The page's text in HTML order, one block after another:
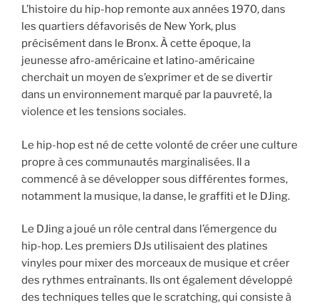
L’histoire du hip-hop remonte aux années 1970, dans
les quartiers défavorisés de New York, plus
précisément dans le Bronx. À cette époque, la
jeunesse afro-américaine et latino-américaine
cherchait un moyen de s’exprimer et de se divertir
dans un environnement marqué par la pauvreté, la
violence et les tensions sociales.
Le hip-hop est né de cette volonté de créer une culture
propre à ces communautés marginalisées. Il a
commencé à se développer sous différentes formes,
notamment la musique, la danse, le graffiti et le DJing.
Le DJing a joué un rôle central dans l’émergence du
hip-hop. Les premiers DJs utilisaient des platines
vinyles pour mixer des morceaux de musique et créer
des rythmes entraînants. Ils ont également développé
des techniques telles que le scratching, qui consiste à